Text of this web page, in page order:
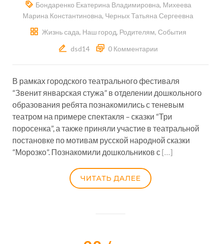
Бондаренко Екатерина Владимировна, Михеева
Марина Константиновна, Черных Татьяна Сергеевна
Жизнь сада, Наш город, Родителям, События
dsd14
0 Комментарии
В рамках городского театрального фестиваля
“Звенит январская стужа” в отделении дошкольного
образования ребята познакомились с теневым
театром на примере спектакля – сказки “Три
поросенка”, а также приняли участие в театральной
постановке по мотивам русской народной сказки
“Морозко”. Познакомили дошкольников с[…]
ЧИТАТЬ ДАЛЕЕ